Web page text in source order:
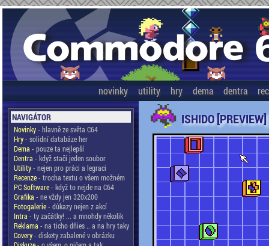
novinky utility hry dema dentra
NAVIGÁTOR
Novinky- hlavně ze světa C64
Hry- solidní databáze her
Dema - pouze ta nejlepší
Dentra - když stačí jeden soubor
Utility- nejen pro práci a legraci
Recenze- trocha textu o všem možném
PC Software- když to nejde na C64
Grafika - ne vždy jen 320x200
Fotogalerie- důkazy nejen z akcí
Intra - ty začátky! ... a mnohdy několik
Reklama - na ticho dňies .. a na hry taky
Covery- diskety zabalené v obrázku
ISHIDO [PREVIEW]